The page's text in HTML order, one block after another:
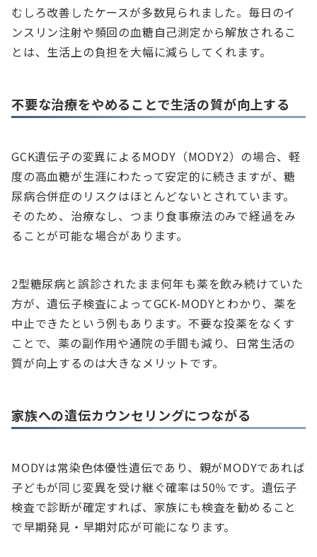
むしろ改善したケースが多数見られました。毎日のイ
ンスリン注射や頻回の血糖自己測定から解放されるこ
とは、生活上の負担を大幅に減らしてくれます。
不要な治療をやめることで生活の質が向上する
GCK遺伝子の変異によるMODY（MODY2）の場合、軽
度の高血糖が生涯にわたって安定的に続きますが、糖
尿病合併症のリスクはほとんどないとされています。
そのため、治療なし、つまり食事療法のみで経過をみ
ることが可能な場合があります。
2型糖尿病と誤診されたまま何年も薬を飲み続けていた
方が、遺伝子検査によってGCK-MODYとわかり、薬を
中止できたという例もあります。不要な投薬をなくす
ことで、薬の副作用や通院の手間も減り、日常生活の
質が向上するのは大きなメリットです。
家族への遺伝カウンセリングにつながる
MODYは常染色体優性遺伝であり、親がMODYであれば
子どもが同じ変異を受け継ぐ確率は50％です。遺伝子
検査で診断が確定すれば、家族にも検査を勧めること
で早期発見・早期対応が可能になります。